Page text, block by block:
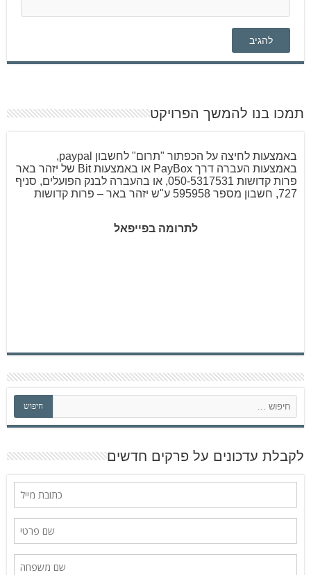
תמכו בנו להמשך הפרויקט
באמצעות לחיצה על הכפתור "תרום" לחשבון paypal,
באמצעות העברה דרך PayBox או באמצעות Bit של יזהר באר
פרות קדושות 050-5317531, או בהעברה לבנק הפועלים, סניף
727, חשבון מספר 595958 ע"ש יזהר באר – פרות קדושות
לתרומה בפייפאל
פ
ש
חיפוש
לקבלת עדכונים על פרקים חדשים